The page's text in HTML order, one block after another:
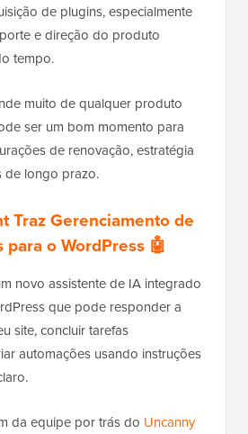
de plugins, especialmente
e direção do produto
tempo.
muito de qualquer produto
ser um bom momento para
de renovação, estratégia
de longo prazo.
Traz Gerenciamento de
para o WordPress 🤖
novo assistente de IA integrado
que pode responder a
site, concluir tarefas
automações usando instruções
da equipe por trás do Uncanny